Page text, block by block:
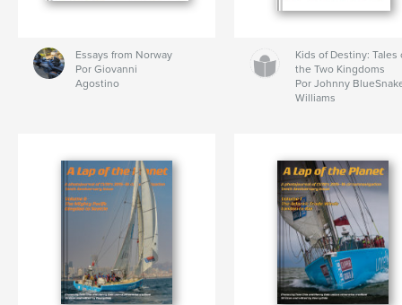
Essays from Norway
Por Giovanni
Agostino
Kids of Destiny: Tales
the Two Kingdoms
Por Johnny
Williams